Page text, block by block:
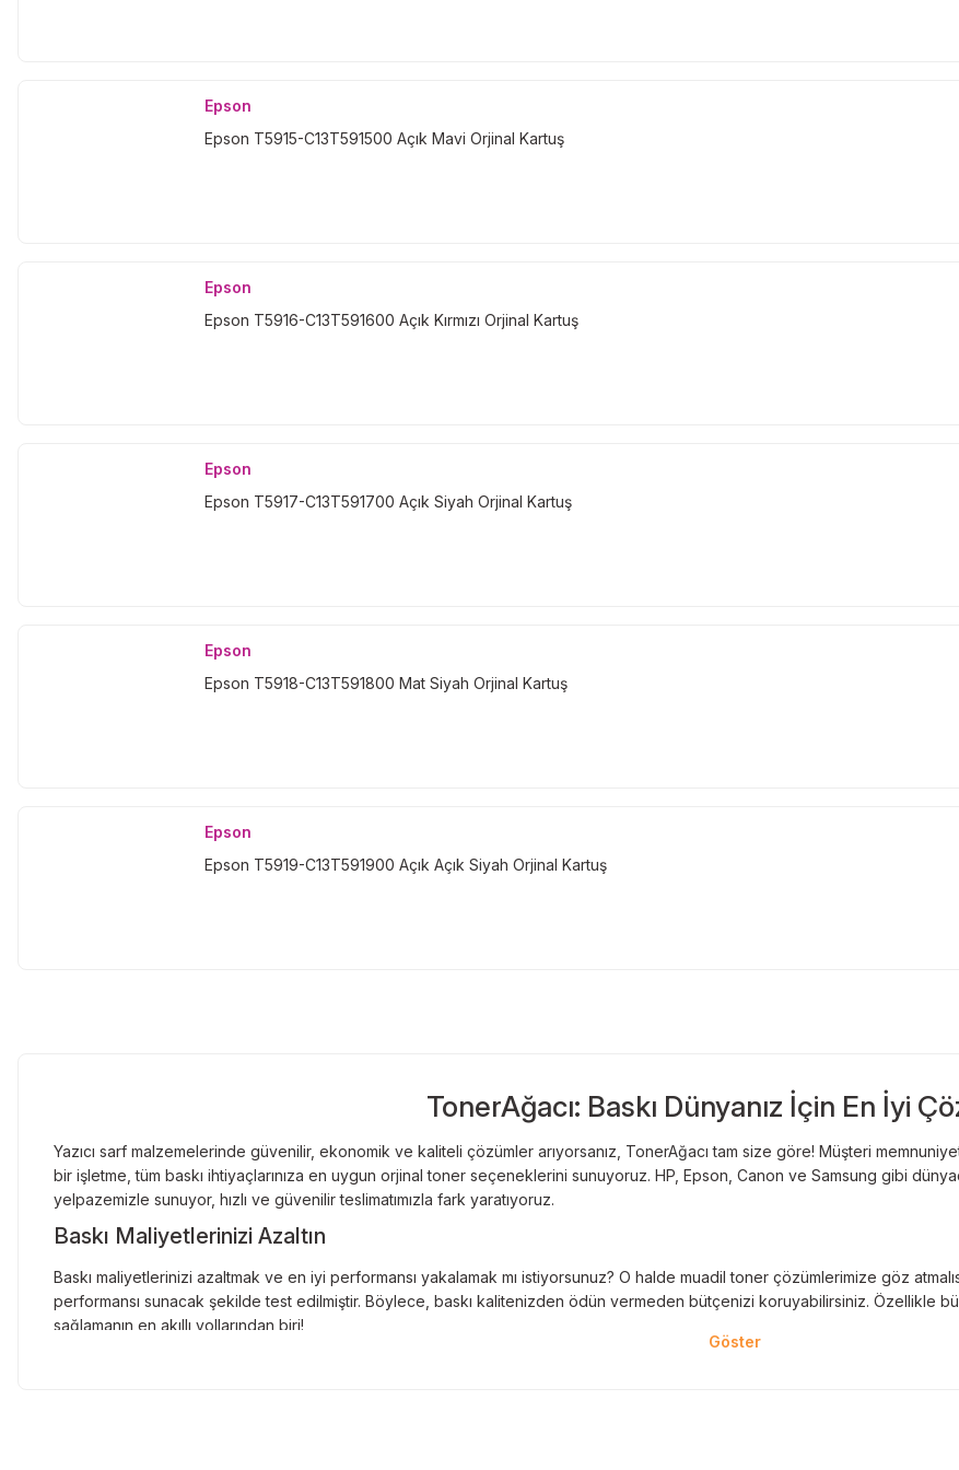
Epson
Epson T5915-C13T591500 Açık Mavi Orjinal Kartuş
Epson
Epson T5916-C13T591600 Açık Kırmızı Orjinal Kartuş
Epson
Epson T5917-C13T591700 Açık Siyah Orjinal Kartuş
Epson
Epson T5918-C13T591800 Mat Siyah Orjinal Kartuş
Epson
Epson T5919-C13T591900 Açık Açık Siyah Orjinal Kartuş
TonerAğacı: Baskı Dünyanız İçin En İyi
Yazıcı sarf malzemelerinde güvenilir, ekonomik ve kaliteli çözümler arıyorsanız, TonerAğacı tam size göre! Müşteri
bir işletme, tüm baskı ihtiyaçlarınıza en uygun orjinal toner seçeneklerini sunuyoruz. HP, Epson, Canon ve Samsung gibi
yelpazemizle sunuyor, hızlı ve güvenilir teslimatımızla fark yaratıyoruz.
Baskı Maliyetlerinizi Azaltın
Baskı maliyetlerinizi azaltmak ve en iyi performansı yakalamak mı istiyorsunuz? O halde muadil toner çözümlerimize göz
performansı sunacak şekilde test edilmiştir. Böylece, baskı kalitenizden ödün vermeden bütçenizi koruyabilirsiniz. Özellikle
sağlamanın en akıllı yollarından biri!